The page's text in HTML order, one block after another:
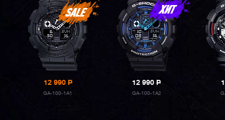
12 990P
GA-100-1A1
12 990P
GA-100-1A2